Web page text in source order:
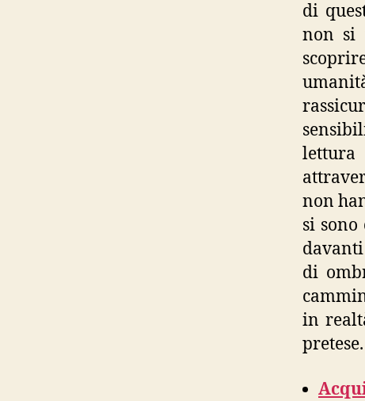
di
non si
non
si sono
di
in
pretese.